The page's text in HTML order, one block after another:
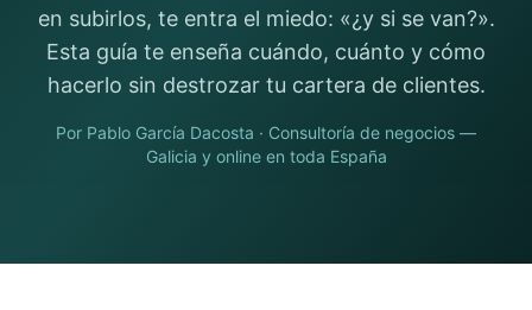
en subirlos, te entra el miedo: «¿y si se van?».
Esta guía te enseña cuándo, cuánto y cómo
hacerlo sin destrozar tu cartera de clientes.
Por Pablo García Dacosta · Consultoría de negocios —
Galicia y online en toda España